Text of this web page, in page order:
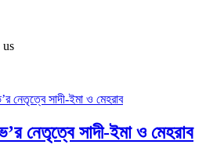
নেতৃত্বে সাদী-ইমা ও মেহরাব